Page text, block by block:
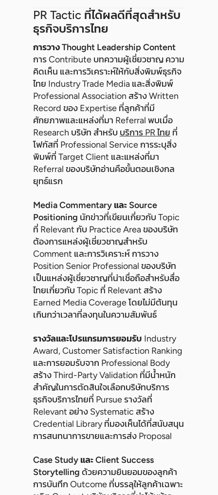
PR Tactic ที่ได้ผลดีที่สุดสำหรับ
ธุรกิจบริการไทย
การวาง Thought Leadership Content
การ Contribute บทความผู้เชี่ยวชาญ ความ
คิดเห็น และการวิเคราะห์ให้กับสิ่งพิมพ์ธุรกิจ
ไทย Industry Trade Media และสิ่งพิมพ์
Professional Association สร้าง Written
Record ของ Expertise ที่ลูกค้าที่มี
ศักยภาพและแหล่งที่มา Referral พบเมื่อ
Research บริษัท สำหรับ บริการ PR ไทย ที่
โฟกัสที่ Professional Service การระบุสิ่ง
พิมพ์ที่ Target Client และแหล่งที่มา
Referral ของบริษัทอ่านคือขั้นตอนเชิงกล
ยุทธ์แรก
Media Commentary และ Source
Positioning นักข่าวที่เขียนเกี่ยวกับ Topic
ที่ Relevant กับ Practice Area ของบริษัท
ต้องการแหล่งผู้เชี่ยวชาญสำหรับ
Comment และการวิเคราะห์ การวาง
Position Senior Professional ของบริษัท
เป็นแหล่งผู้เชี่ยวชาญที่น่าเชื่อถือสำหรับสื่อ
ไทยเกี่ยวกับ Topic ที่ Relevant สร้าง
Earned Media Coverage โดยไม่มีต้นทุน
เกินกว่าเวลาที่ลงทุนในความสัมพันธ์
รางวัลและโปรแกรมการยอมรับ Industry
Award, Customer Satisfaction Ranking
และการยอมรับจาก Professional Body
สร้าง Third-Party Validation ที่มีน้ำหนัก
สำคัญในการตัดสินใจเลือกบริษัทบริการ
ธุรกิจบริการไทยที่ Pursue รางวัลที่
Relevant อย่าง Systematic สร้าง
Credential Library ที่มองเห็นได้ที่สนับสนุน
การสนทนาการขายและการส่ง Proposal
Case Study และ Client Success
Storytelling ด้วยความยินยอมของลูกค้า
การบันทึก Outcome ที่บรรลุให้ลูกค้าเฉพาะ